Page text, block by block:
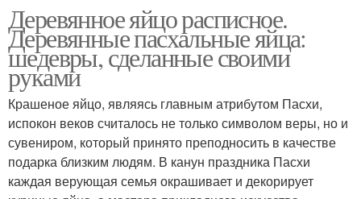
Деревянные яйца
деревянные яйца
Винтажное яйцо Яйцо в технике
Деревянное яйцо расписное.
Деревянные пасхальные яйца:
шедевры, сделанные своими
руками
Крашеное яйцо, являясь главным атрибутом Пасхи,
испокон веков считалось не только символом веры, но и
сувениром, который принято преподносить в качестве
подарка близким людям. В канун праздника Пасхи
каждая верующая семья окрашивает и декорирует